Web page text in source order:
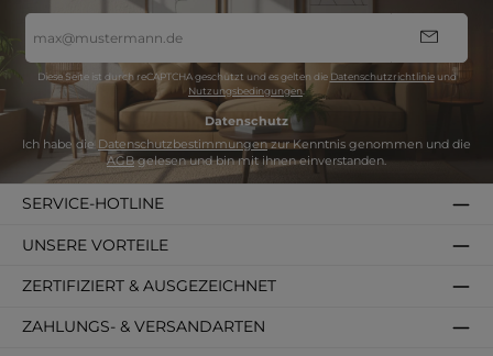
Mail-
Adresse
Diese Seite ist durch reCAPTCHA geschützt und es gelten die Datenschutzrichtlinieund
Nutzungsbedingungen.
Datenschutz
Ich habe die Datenschutzbestimmungenzur Kenntnis genommen und die
AGBgelesen und bin mit ihnen einverstanden.
SERVICE-HOTLINE
ZAHLUNGS- & VERSANDARTEN
ZERTIFIZIERT & AUSGEZEICHNET
UNSERE VORTEILE